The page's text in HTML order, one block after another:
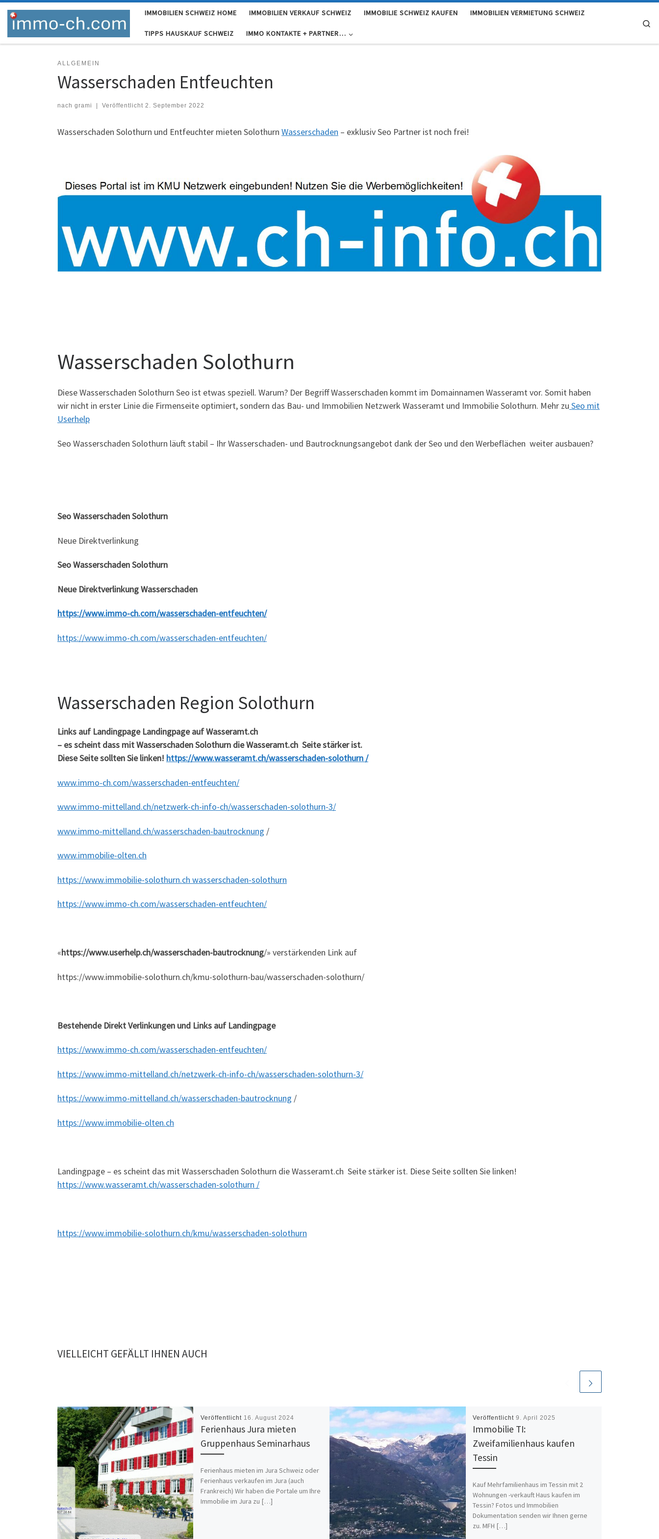
Skip to content IMMOBILIEN SCHWEIZ HOME IMMOBILIEN VERKAUF SCHWEIZ IMMOBILIE SCHWEIZ KAUFEN IMMOBILIEN VERMIETUNG SCHWEIZ
TIPPS HAUSKAUF SCHWEIZ IMMO KONTAKTE + PARTNER…
ALLGEMEIN
Wasserschaden Entfeuchten
nach grami | Veröffentlicht 2. September 2022
Wasserschaden Solothurn und Entfeuchter mieten Solothurn Wasserschaden – exklusiv Seo Partner ist noch frei!
Wasserschaden Solothurn
Diese Wasserschaden Solothurn Seo ist etwas speziell. Warum? Der Begriff Wasserschaden kommt im Domainnamen Wasseramt vor. Somit haben
wir nicht in erster Linie die Firmenseite optimiert, sondern das Bau- und Immobilien Netzwerk Wasseramt und Immobilie Solothurn. Mehr zu Seo mit
Userhelp
Seo Wasserschaden Solothurn läuft stabil – Ihr Wasserschaden- und Bautrocknungsangebot dank der Seo und den Werbeflächen weiter ausbauen?
Seo Wasserschaden Solothurn
Neue Direktverlinkung
Seo Wasserschaden Solothurn
Neue Direktverlinkung Wasserschaden
https://www.immo-ch.com/wasserschaden-entfeuchten/
https://www.immo-ch.com/wasserschaden-entfeuchten/
Wasserschaden Region Solothurn
Links auf Landingpage Landingpage auf Wasseramt.ch
– es scheint dass mit Wasserschaden Solothurn die Wasseramt.ch Seite stärker ist.
Diese Seite sollten Sie linken! https://www.wasseramt.ch/wasserschaden-solothurn /
www.immo-ch.com/wasserschaden-entfeuchten/
www.immo-mittelland.ch/netzwerk-ch-info-ch/wasserschaden-solothurn-3/
www.immo-mittelland.ch/wasserschaden-bautrocknung /
www.immobilie-olten.ch
https://www.immobilie-solothurn.ch wasserschaden-solothurn
https://www.immo-ch.com/wasserschaden-entfeuchten/
«https://www.userhelp.ch/wasserschaden-bautrocknung/» verstärkenden Link auf
https://www.immobilie-solothurn.ch/kmu-solothurn-bau/wasserschaden-solothurn/
Bestehende Direkt Verlinkungen und Links auf Landingpage
https://www.immo-ch.com/wasserschaden-entfeuchten/
https://www.immo-mittelland.ch/netzwerk-ch-info-ch/wasserschaden-solothurn-3/
https://www.immo-mittelland.ch/wasserschaden-bautrocknung /
https://www.immobilie-olten.ch
Landingpage – es scheint das mit Wasserschaden Solothurn die Wasseramt.ch Seite stärker ist. Diese Seite sollten Sie linken!
https://www.wasseramt.ch/wasserschaden-solothurn /
https://www.immobilie-solothurn.ch/kmu/wasserschaden-solothurn
VIELLEICHT GEFÄLLT IHNEN AUCH
Veröffentlicht 16. August 2024
Ferienhaus Jura mieten
Gruppenhaus Seminarhaus
Ferienhaus mieten im Jura Schweiz oder
Ferienhaus verkaufen im Jura (auch
Frankreich) Wir haben die Portale um Ihre
Immobilie im Jura zu […]
Veröffentlicht 9. April 2025
Immobilie TI:
Zweifamilienhaus kaufen
Tessin
Kauf Mehrfamilienhaus im Tessin mit 2
Wohnungen -verkauft Haus kaufen im
Tessin? Fotos und Immobilien
Dokumentation senden wir Ihnen gerne
zu. MFH […]